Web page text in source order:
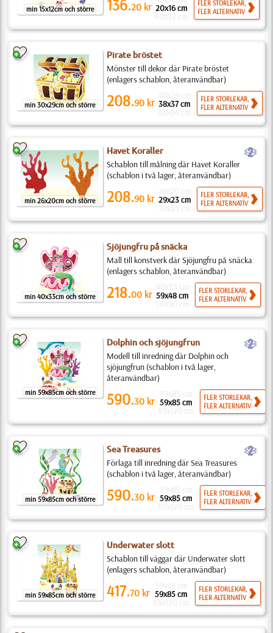
min 15x12cm och större 136.20 kr 20x16 cm
FLER STORLEKAR,
FLER ALTERNATIV
min 30x29cm och större
Pirate bröstet
Mönster till dekor där Pirate bröstet
(enlagers schablon, återanvändbar)
208.90 kr 38x37 cm
FLER STORLEKAR,
FLER ALTERNATIV
min 26x20cm och större
Havet Koraller b
Schablon till målning där Havet Koraller
(schablon i två lager, återanvändbar)
208.90 kr 29x23 cm
FLER STORLEKAR,
FLER ALTERNATIV
min 40x33cm och större
Sjöjungfru på snäcka
Mall till konstverk där Sjöjungfru på snäcka
(enlagers schablon, återanvändbar)
218.00 kr 59x48 cm
FLER STORLEKAR,
FLER ALTERNATIV
min 59x85cm och större
Dolphin och sjöjungfrun b
Modell till inredning där Dolphin och
sjöjungfrun (schablon i två lager,
återanvändbar)
590.30 kr 59x85 cm
FLER STORLEKAR,
FLER ALTERNATIV
min 59x85cm och större
Sea Treasures b
Förlaga till inredning där Sea Treasures
(schablon i två lager, återanvändbar)
590.30 kr 59x85 cm
FLER STORLEKAR,
FLER ALTERNATIV
min 59x85cm och större
Underwater slott
Schablon till väggar där Underwater slott
(enlagers schablon, återanvändbar)
417.70 kr 59x85 cm
FLER STORLEKAR,
FLER ALTERNATIV